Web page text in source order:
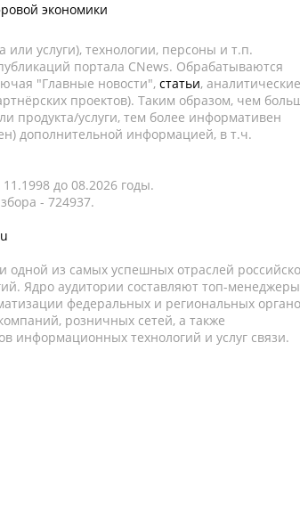
экономики
услуги), технологии, персоны и т.п.
портала CNews. Обрабатываются
"Главные новости", статьи, аналитические
проектов). Таким образом, чем
продукта/услуги, тем более информативен
дополнительной информацией, в т.ч.
до 08.2026 годы.
- 724937.
одной из самых успешных отраслей
Ядро аудитории составляют топ-
федеральных и региональных
розничных сетей, а также
информационных технологий и услуг связи.